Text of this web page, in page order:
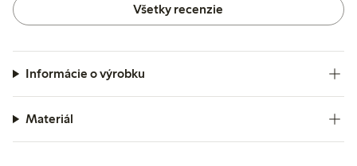
Všetky recenzie
Informácie o výrobku
Materiál